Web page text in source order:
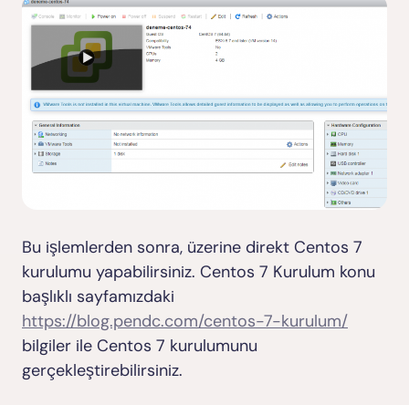
Bu işlemlerden sonra, üzerine direkt Centos 7
kurulumu yapabilirsiniz. Centos 7 Kurulum konu
başlıklı sayfamızdaki
https://blog.pendc.com/centos-7-kurulum/
bilgiler ile Centos 7 kurulumunu
gerçekleştirebilirsiniz.